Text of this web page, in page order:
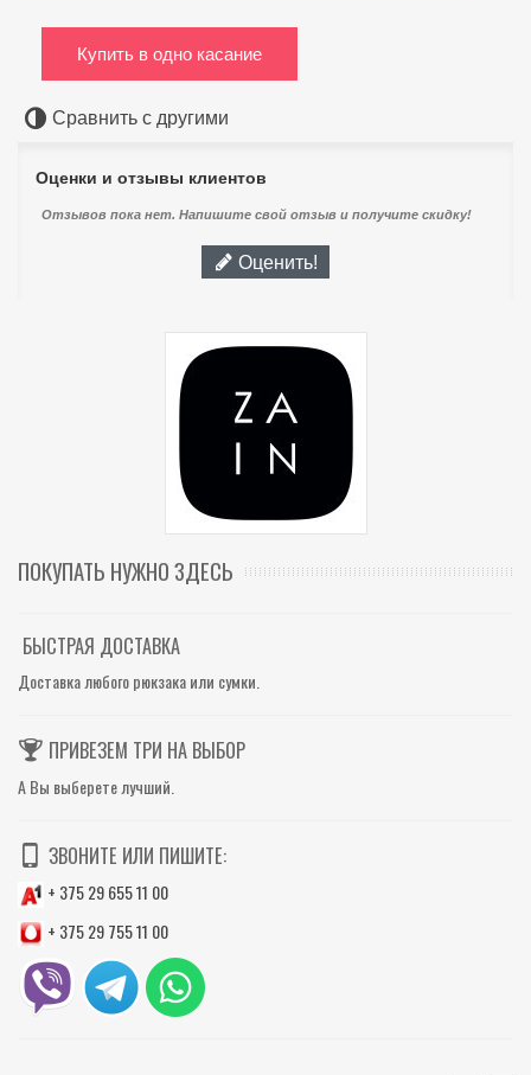
Купить в одно касание
Сравнить с другими
Оценки и отзывы клиентов
Отзывов пока нет. Напишите свой отзыв и получите скидку!
Оценить!
ПОКУПАТЬ НУЖНО ЗДЕСЬ
БЫСТРАЯ ДОСТАВКА
Доставка любого рюкзака или сумки.
ПРИВЕЗЕМ ТРИ НА ВЫБОР
А Вы выберете лучший.
ЗВОНИТЕ ИЛИ ПИШИТЕ:
+ 375 29 655 11 00
+ 375 29 755 11 00